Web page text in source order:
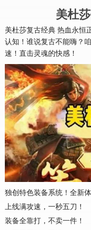
美杜
美杜莎复古经典 热血永恒
认知！谁说复古不能嗨？
速！直击灵魂的快感！
独创特色装备系统！全新
上线满攻速，一秒五刀！
装备全靠打，不卖一件！